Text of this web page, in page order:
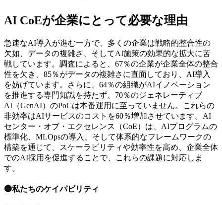
AI CoEが企業にとって必要な理由
急速なAI導入が進む一方で、多くの企業は戦略的整合性の
欠如、データの複雑さ、そしてAI施策の効果的な拡大に苦
戦しています。調査によると、67％の企業が企業全体の整合
性を欠き、85％がデータの複雑さに直面しており、AI導入
を妨げています。さらに、64％の組織がAIイノベーション
を推進する専門知識を持たず、70％のジェネレーティブ
AI（GenAI）のPoCは本番運用に至っていません。これらの
非効率はAIサービスのコストを60％増加させています。AI
センター・オブ・エクセレンス（CoE）は、AIプログラムの
標準化、MLOpsの導入、そして体系的なフレームワークの
構築を通じて、スケーラビリティや効率性を高め、企業全体
でのAI採用を促進することで、これらの課題に対応しま
す。
🔵私たちのケイパビリティ